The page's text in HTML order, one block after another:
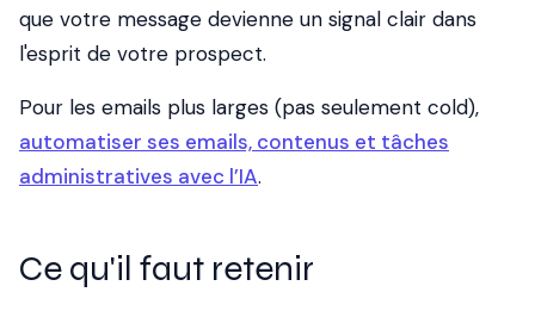
que votre message devienne un signal clair dans
l'esprit de votre prospect.
Pour les emails plus larges (pas seulement cold),
automatiser ses emails, contenus et tâches
administratives avec l’IA.
Ce qu'il faut retenir